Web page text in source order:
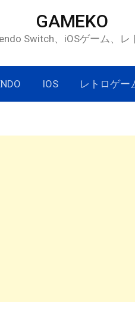
GAMEKO
Switch、iOSゲーム、
IOS レトロゲー